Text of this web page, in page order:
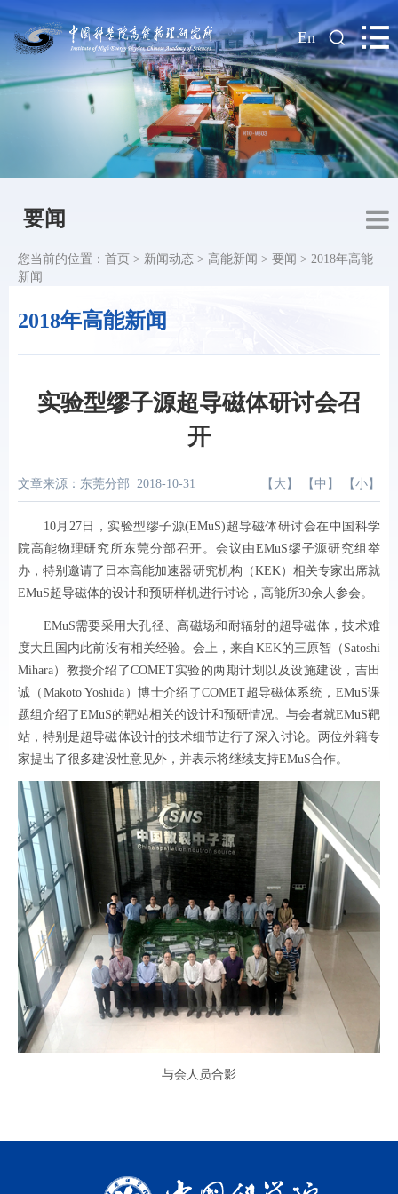
| En
要闻
2018年高能新闻
您当前的位置： 首页 > 新闻动态 > 高能新闻 > 要闻 > 2018年高能
新闻
实验型缪子源超导磁体研讨会召
开
文章来源：东莞分部 2018-10-31 【 大 】 【 中 】 【 小 】
10月27日，实验型缪子源(EMuS)超导磁体研讨会在中国科学
院高能物理研究所东莞分部召开。会议由EMuS缪子源研究组举
办，特别邀请了日本高能加速器研究机构（KEK）相关专家出席就
EMuS超导磁体的设计和预研样机进行讨论，高能所30余人参会。
EMuS需要采用大孔径、高磁场和耐辐射的超导磁体，技术难
度大且国内此前没有相关经验。会上，来自KEK的三原智（Satoshi
Mihara）教授介绍了COMET实验的两期计划以及设施建设，吉田
诚（Makoto Yoshida）博士介绍了COMET超导磁体系统，EMuS课
题组介绍了EMuS的靶站相关的设计和预研情况。与会者就EMuS靶
站，特别是超导磁体设计的技术细节进行了深入讨论。两位外籍专
家提出了很多建设性意见外，并表示将继续支持EMuS合作。
与会人员合影